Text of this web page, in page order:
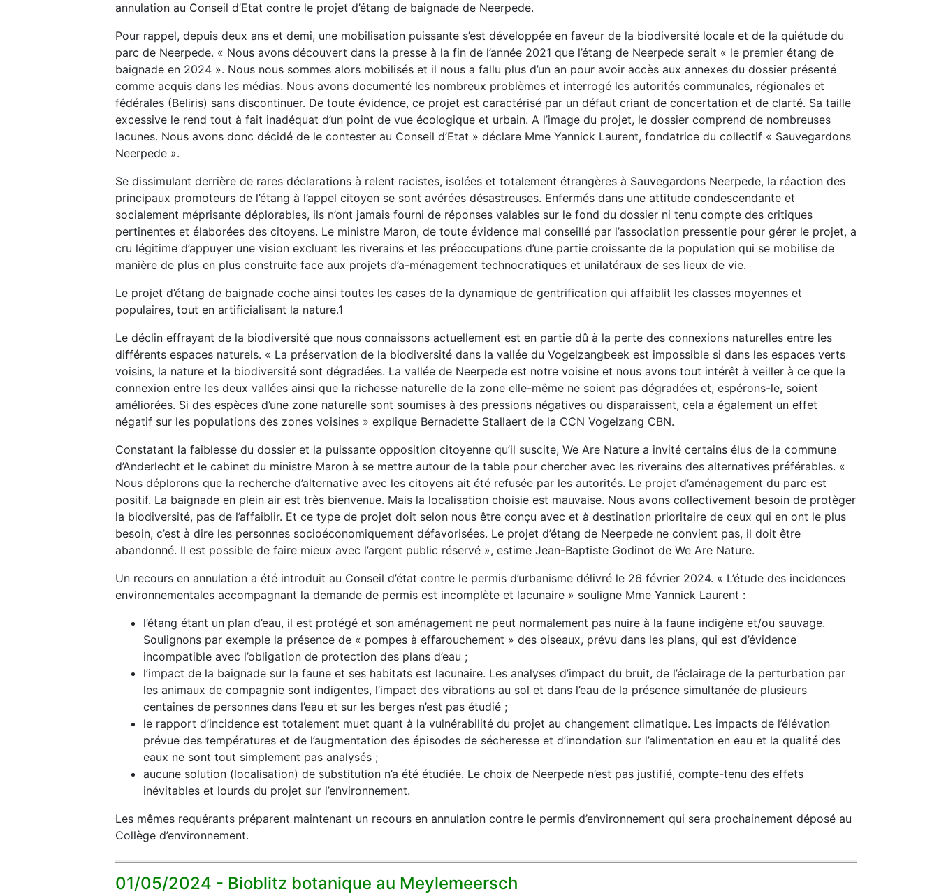
annulation au Conseil d’Etat contre le projet d’étang de baignade de Neerpede.
Pour rappel, depuis deux ans et demi, une mobilisation puissante s’est développée en faveur de la biodiversité locale et de la quiétude du
parc de Neerpede. « Nous avons découvert dans la presse à la fin de l’année 2021 que l’étang de Neerpede serait « le premier étang de
baignade en 2024 ». Nous nous sommes alors mobilisés et il nous a fallu plus d’un an pour avoir accès aux annexes du dossier présenté
comme acquis dans les médias. Nous avons documenté les nombreux problèmes et interrogé les autorités communales, régionales et
fédérales (Beliris) sans discontinuer. De toute évidence, ce projet est caractérisé par un défaut criant de concertation et de clarté. Sa taille
excessive le rend tout à fait inadéquat d’un point de vue écologique et urbain. A l’image du projet, le dossier comprend de nombreuses
lacunes. Nous avons donc décidé de le contester au Conseil d’Etat » déclare Mme Yannick Laurent, fondatrice du collectif « Sauvegardons
Neerpede ».
Se dissimulant derrière de rares déclarations à relent racistes, isolées et totalement étrangères à Sauvegardons Neerpede, la réaction des
principaux promoteurs de l’étang à l’appel citoyen se sont avérées désastreuses. Enfermés dans une attitude condescendante et
socialement méprisante déplorables, ils n’ont jamais fourni de réponses valables sur le fond du dossier ni tenu compte des critiques
pertinentes et élaborées des citoyens. Le ministre Maron, de toute évidence mal conseillé par l’association pressentie pour gérer le projet, a
cru légitime d’appuyer une vision excluant les riverains et les préoccupations d’une partie croissante de la population qui se mobilise de
manière de plus en plus construite face aux projets d’a-ménagement technocratiques et unilatéraux de ses lieux de vie.
Le projet d’étang de baignade coche ainsi toutes les cases de la dynamique de gentrification qui affaiblit les classes moyennes et
populaires, tout en artificialisant la nature.1
Le déclin effrayant de la biodiversité que nous connaissons actuellement est en partie dû à la perte des connexions naturelles entre les
différents espaces naturels. « La préservation de la biodiversité dans la vallée du Vogelzangbeek est impossible si dans les espaces verts
voisins, la nature et la biodiversité sont dégradées. La vallée de Neerpede est notre voisine et nous avons tout intérêt à veiller à ce que la
connexion entre les deux vallées ainsi que la richesse naturelle de la zone elle-même ne soient pas dégradées et, espérons-le, soient
améliorées. Si des espèces d’une zone naturelle sont soumises à des pressions négatives ou disparaissent, cela a également un effet
négatif sur les populations des zones voisines » explique Bernadette Stallaert de la CCN Vogelzang CBN.
Constatant la faiblesse du dossier et la puissante opposition citoyenne qu’il suscite, We Are Nature a invité certains élus de la commune
d’Anderlecht et le cabinet du ministre Maron à se mettre autour de la table pour chercher avec les riverains des alternatives préférables. «
Nous déplorons que la recherche d’alternative avec les citoyens ait été refusée par les autorités. Le projet d’aménagement du parc est
positif. La baignade en plein air est très bienvenue. Mais la localisation choisie est mauvaise. Nous avons collectivement besoin de protèger
la biodiversité, pas de l’affaiblir. Et ce type de projet doit selon nous être conçu avec et à destination prioritaire de ceux qui en ont le plus
besoin, c’est à dire les personnes socioéconomiquement défavorisées. Le projet d’étang de Neerpede ne convient pas, il doit être
abandonné. Il est possible de faire mieux avec l’argent public réservé », estime Jean-Baptiste Godinot de We Are Nature.
Un recours en annulation a été introduit au Conseil d’état contre le permis d’urbanisme délivré le 26 février 2024. « L’étude des incidences
environnementales accompagnant la demande de permis est incomplète et lacunaire » souligne Mme Yannick Laurent :
l’étang étant un plan d’eau, il est protégé et son aménagement ne peut normalement pas nuire à la faune indigène et/ou sauvage.
Soulignons par exemple la présence de « pompes à effarouchement » des oiseaux, prévu dans les plans, qui est d’évidence
incompatible avec l’obligation de protection des plans d’eau ;
l’impact de la baignade sur la faune et ses habitats est lacunaire. Les analyses d’impact du bruit, de l’éclairage de la perturbation par
les animaux de compagnie sont indigentes, l’impact des vibrations au sol et dans l’eau de la présence simultanée de plusieurs
centaines de personnes dans l’eau et sur les berges n’est pas étudié ;
le rapport d’incidence est totalement muet quant à la vulnérabilité du projet au changement climatique. Les impacts de l’élévation
prévue des températures et de l’augmentation des épisodes de sécheresse et d’inondation sur l’alimentation en eau et la qualité des
eaux ne sont tout simplement pas analysés ;
aucune solution (localisation) de substitution n’a été étudiée. Le choix de Neerpede n’est pas justifié, compte-tenu des effets
inévitables et lourds du projet sur l’environnement.
Les mêmes requérants préparent maintenant un recours en annulation contre le permis d’environnement qui sera prochainement déposé au
Collège d’environnement.
01/05/2024 - Bioblitz botanique au Meylemeersch